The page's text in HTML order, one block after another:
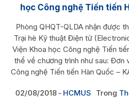
học Công nghệ Tiến tiến
Phòng QHQT-QLDA nhận được
Trại hè Kỹ thuật Điện tử
Viện Khoa học Công nghệ Tiến
thể về chương trình như sau: Đơn
Công nghệ Tiến tiến Hàn Quốc –
02/08/2018 HCMUS Trong